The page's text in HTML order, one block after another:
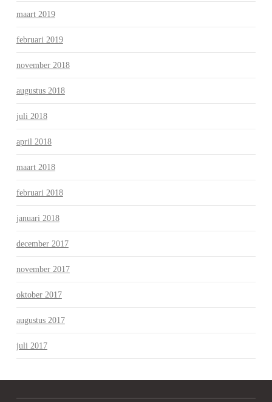
maart 2019
februari 2019
november 2018
augustus 2018
juli 2018
april 2018
maart 2018
februari 2018
januari 2018
december 2017
november 2017
oktober 2017
augustus 2017
juli 2017